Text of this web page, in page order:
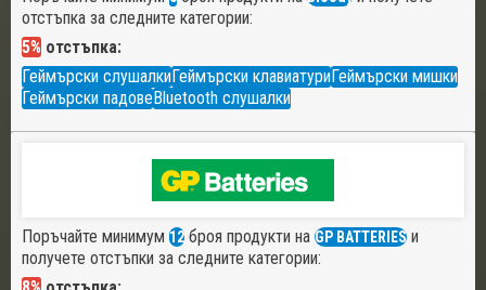
отстъпка за следните категории:
5% отстъпка:
Геймърски слушалкиГеймърски клавиатуриГеймърски мишки
Геймърски падовеBluetooth слушалки
Поръчайте минимум 12 броя продукти на GP BATTERIES и
получете отстъпки за следните категории: